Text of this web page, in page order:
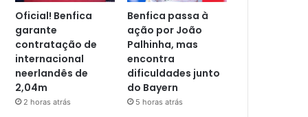
Oficial! Benfica
garante
contratação de
internacional
neerlandês de
2,04m
2 horas atrás
Benfica passa à
ação por João
Palhinha, mas
encontra
dificuldades junto
do Bayern
5 horas atrás